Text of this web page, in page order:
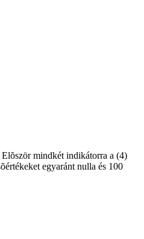
mindkét indikátorra a (4)
egyaránt nulla és 100